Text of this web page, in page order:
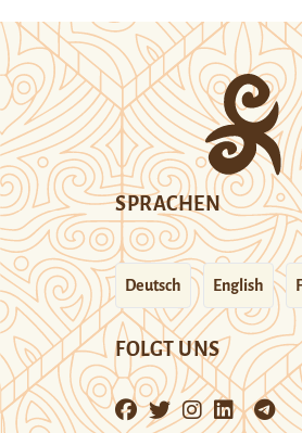
SPRACHEN
Deutsch English
FOLGT UNS